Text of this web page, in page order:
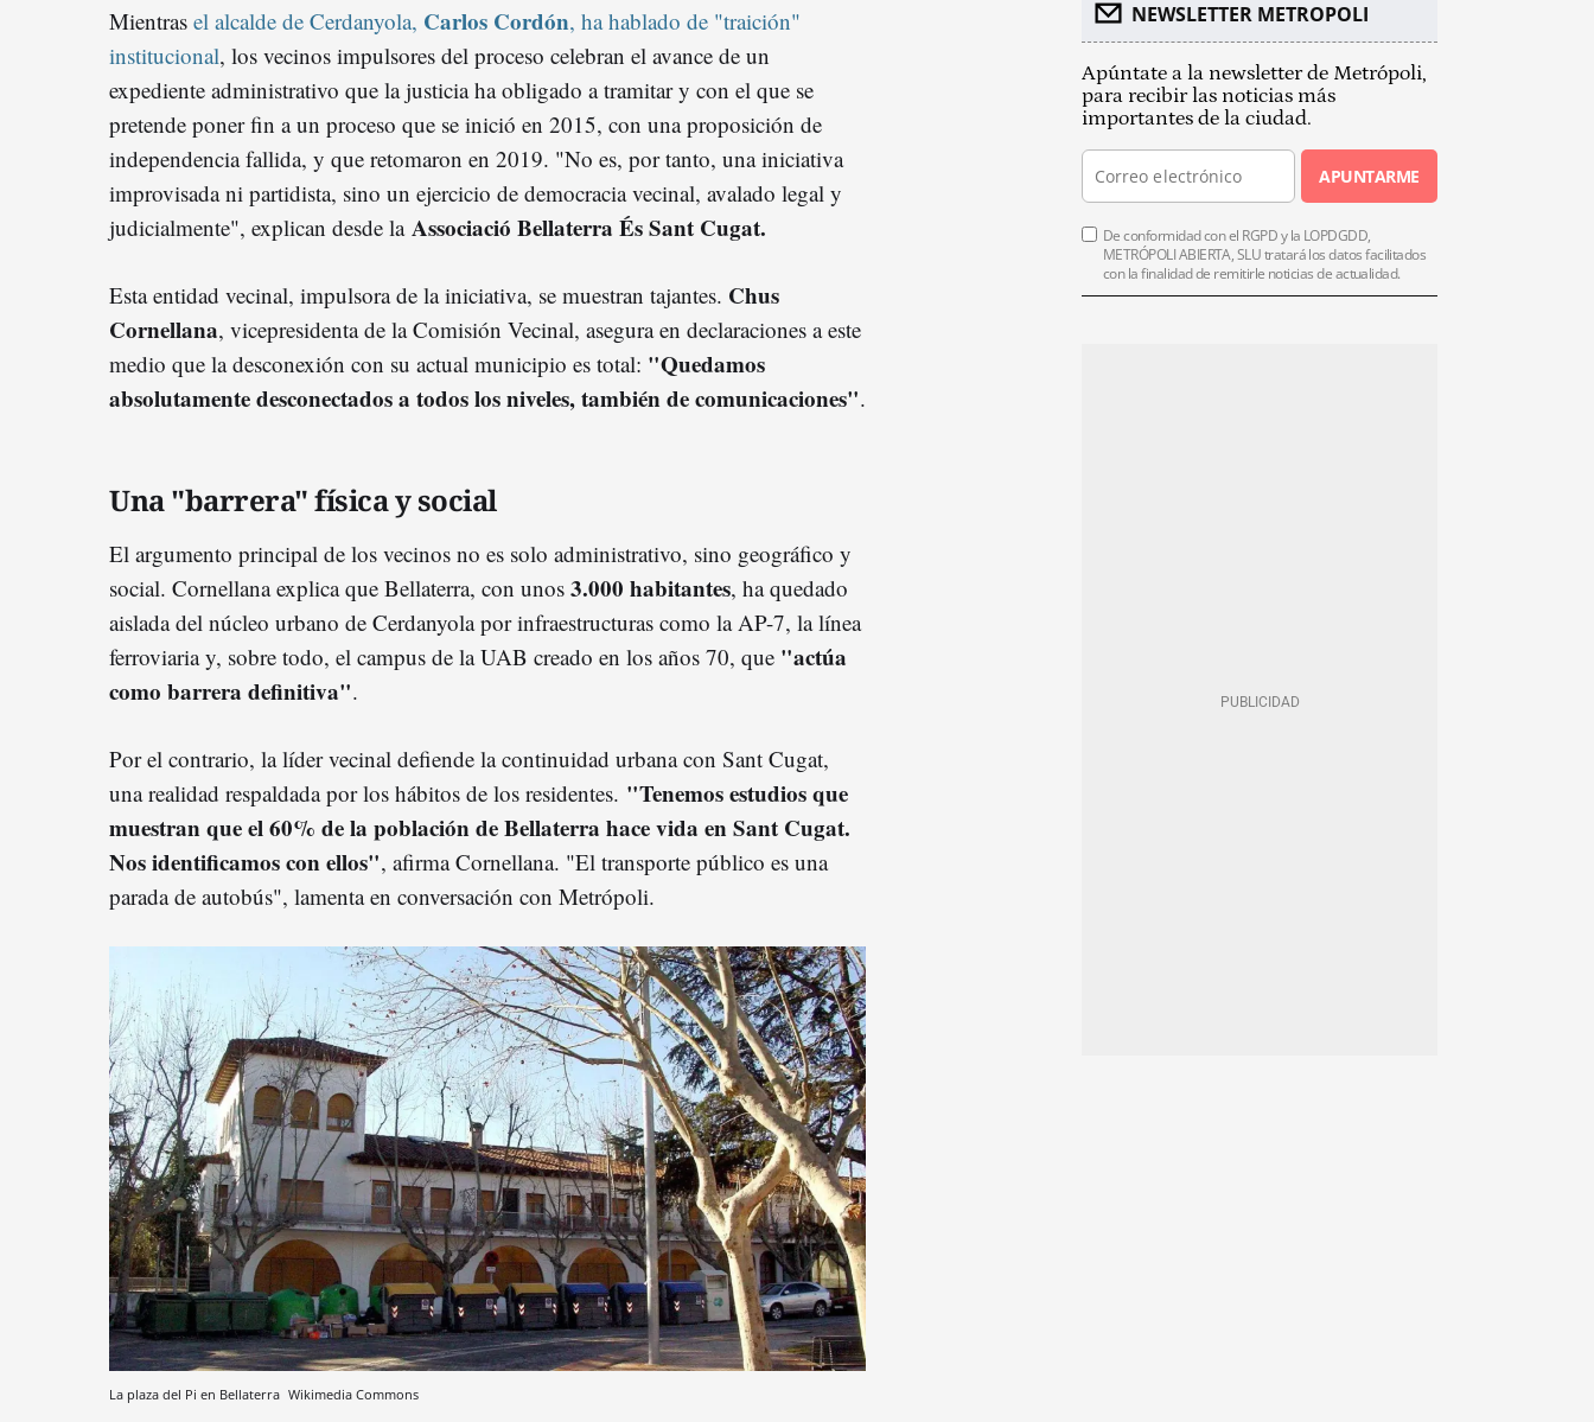
Mientras el alcalde de Cerdanyola, Carlos Cordón, ha hablado de "traición"
institucional, los vecinos impulsores del proceso celebran el avance de un
expediente administrativo que la justicia ha obligado a tramitar y con el que se
pretende poner fin a un proceso que se inició en 2015, con una proposición de
independencia fallida, y que retomaron en 2019. "No es, por tanto, una iniciativa
improvisada ni partidista, sino un ejercicio de democracia vecinal, avalado legal y
judicialmente", explican desde la Associació Bellaterra És Sant Cugat.
Esta entidad vecinal, impulsora de la iniciativa, se muestran tajantes. Chus
Cornellana, vicepresidenta de la Comisión Vecinal, asegura en declaraciones a este
medio que la desconexión con su actual municipio es total: "Quedamos
absolutamente desconectados a todos los niveles, también de comunicaciones".
Una "barrera" física y social
El argumento principal de los vecinos no es solo administrativo, sino geográfico y
social. Cornellana explica que Bellaterra, con unos 3.000 habitantes, ha quedado
aislada del núcleo urbano de Cerdanyola por infraestructuras como la AP-7, la línea
ferroviaria y, sobre todo, el campus de la UAB creado en los años 70, que "actúa
como barrera definitiva".
Por el contrario, la líder vecinal defiende la continuidad urbana con Sant Cugat,
una realidad respaldada por los hábitos de los residentes. "Tenemos estudios que
muestran que el 60% de la población de Bellaterra hace vida en Sant Cugat.
Nos identificamos con ellos", afirma Cornellana. "El transporte público es una
parada de autobús", lamenta en conversación con Metrópoli.
La plaza del Pi en Bellaterra Wikimedia Commons
NEWSLETTER METROPOLI
Apúntate a la newsletter de Metrópoli,
para recibir las noticias más
importantes de la ciudad.
APUNTARME
De conformidad con el RGPD y la LOPDGDD,
METRÓPOLI ABIERTA, SLU tratará los datos facilitados
con la finalidad de remitirle noticias de actualidad.